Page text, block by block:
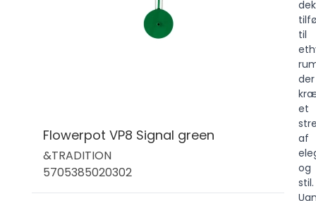
Flowerpot VP8 Signal green
&TRADITION
5705385020302
til
der
et
af
og
stil.